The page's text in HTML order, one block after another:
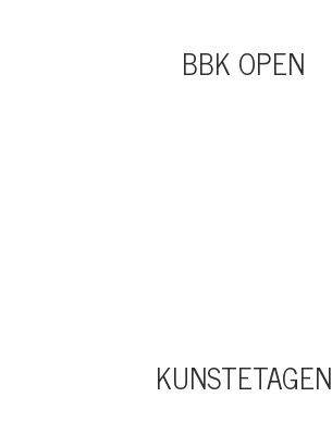
BBK OPEN
KUNSTETAGEN